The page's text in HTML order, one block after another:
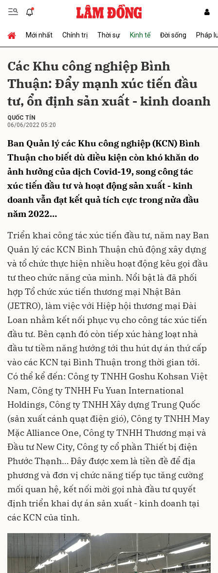
Mới nhất Chính trị Thời sự Kinh tế Đời sống Pháp
Các Khu công nghiệp Bình
Thuận: Đẩy mạnh xúc tiến đầu
tư, ổn định sản xuất - kinh doanh
QUỐC TÍN
06/06/2022 05:20
Ban Quản lý các Khu công nghiệp (KCN) Bình
Thuận cho biết dù điều kiện còn khó khăn do
ảnh hưởng của dịch Covid-19, song công tác
xúc tiến đầu tư và hoạt động sản xuất - kinh
doanh vẫn đạt kết quả tích cực trong nửa đầu
năm 2022…
Triển khai công tác xúc tiến đầu tư, năm nay Ban
Quản lý các KCN Bình Thuận chủ động xây dựng
và tổ chức thực hiện nhiều hoạt động kêu gọi đầu
tư theo chức năng của mình. Nổi bật là đã phối
hợp Tổ chức xúc tiến thương mại Nhật Bản
(JETRO), làm việc với Hiệp hội thương mại Đài
Loan nhằm kết nối phục vụ cho công tác xúc tiến
đầu tư. Bên cạnh đó còn tiếp xúc hàng loạt nhà
đầu tư tiềm năng hướng tới thu hút dự án thứ cấp
vào các KCN tại Bình Thuận trong thời gian tới.
Có thể kể đến: Công ty TNHH Goshu Kohsan Việt
Nam, Công ty TNHH Fu Yuan International
Holdings, Công ty TNHH Xây dựng Trung Quốc
(sản xuất cánh quạt điện gió), Công ty TNHH May
Mặc Alliance One, Công ty TNHH Thương mại và
Đầu tư New City, Công ty cổ phần Thiết bị điện
Phước Thạnh… Đây được xem là tiền đề để địa
phương và đơn vị chức năng tiếp tục tăng cường
mối quan hệ, kết nối mời gọi nhà đầu tư quyết
định triển khai dự án sản xuất - kinh doanh tại
các KCN của tỉnh.
Gửi bình luận
Hủy Gửi